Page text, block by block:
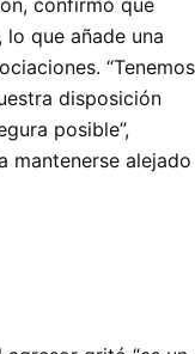
confirmó que
que añade una
“Tenemos
disposición
posible”,
mantenerse alejado